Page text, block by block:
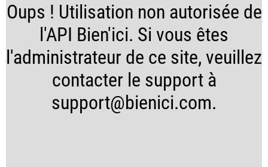
Oups ! Utilisation non autorisée de
l'API Bien'ici. Si vous êtes
l'administrateur de ce site, veuillez
contacter le support à
support@bienici.com.